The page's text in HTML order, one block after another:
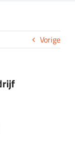
Vorige